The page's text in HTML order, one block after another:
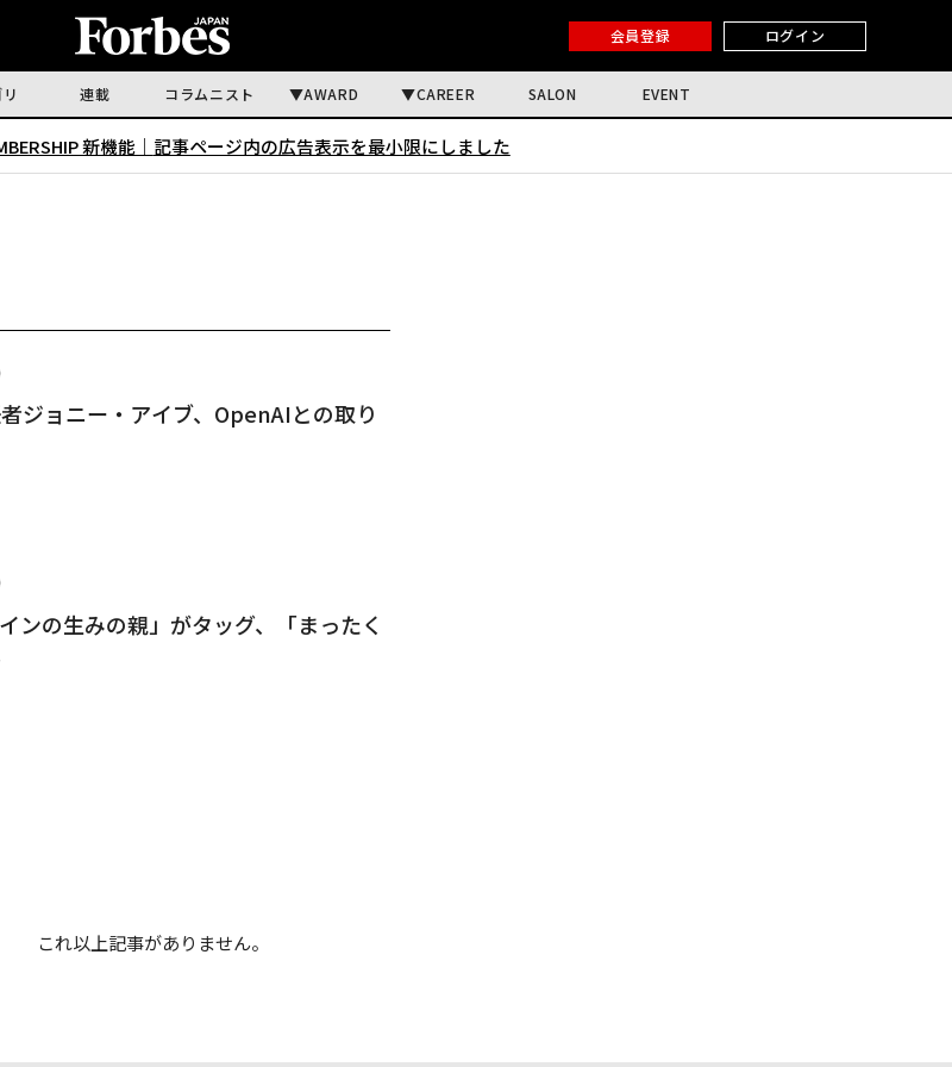
会員登録 ログイン
連載 コラムニスト AWARD CAREER SALON EVENT
新機能｜ 記事ページ内の広告表示を最小限にしました
ジョニー・アイブ、OpenAIとの取り
ンの生みの親」がタッグ、「まったく
これ以上記事がありません。